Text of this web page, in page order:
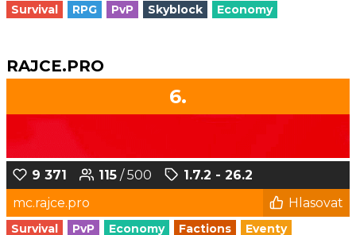
Survival RPG PvP Skyblock Economy
RAJCE.PRO
6.
9 371 115 / 500
1.7.2 - 26.2
mc.rajce.pro
Hlasovat
Survival PvP Economy Factions Eventy